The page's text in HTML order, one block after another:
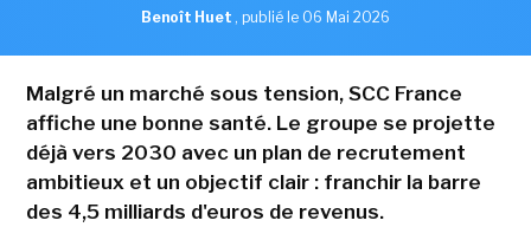
Benoît Huet , publié le 06 Mai 2026
Malgré un marché sous tension, SCC France
affiche une bonne santé. Le groupe se projette
déjà vers 2030 avec un plan de recrutement
ambitieux et un objectif clair : franchir la barre
des 4,5 milliards d'euros de revenus.